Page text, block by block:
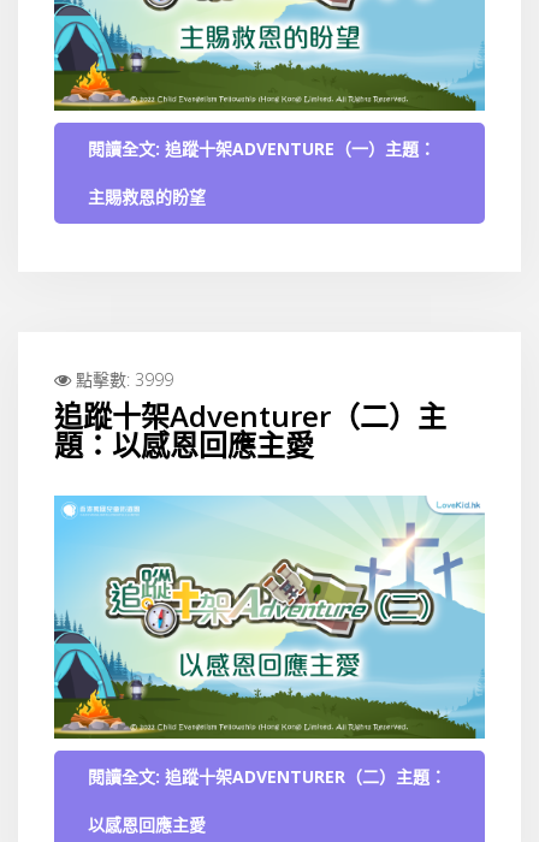
閱讀全文: 追蹤十架ADVENTURE（一）主題：
主賜救恩的盼望
點擊數: 3999
追蹤十架Adventurer（二）主
題：以感恩回應主愛
閱讀全文: 追蹤十架ADVENTURER（二）主題：
以感恩回應主愛